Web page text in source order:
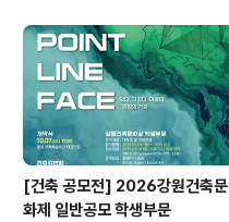
[건축 공모전] 2026강원건축문
화제 일반공모 학생부문